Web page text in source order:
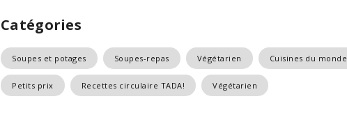
Catégories
Soupes et potages Soupes-repas Végétarien Cuisines du monde
Petits prix Recettes circulaire TADA! Végétarien